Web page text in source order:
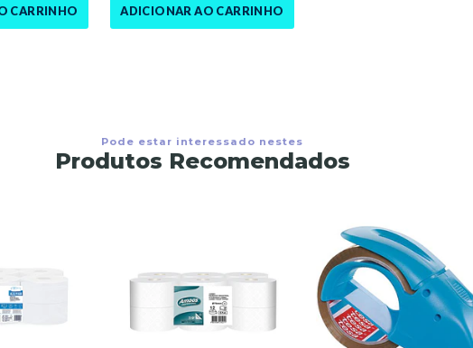
CARRINHO ADICIONAR AO CARRINHO
Pode estar interessado nestes
Produtos Recomendados